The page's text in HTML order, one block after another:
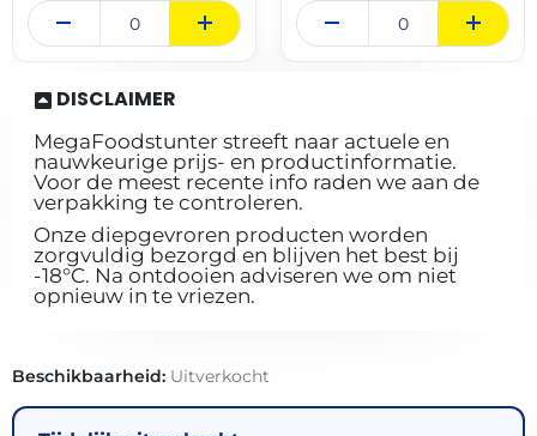
DISCLAIMER
MegaFoodstunter streeft naar actuele en
nauwkeurige prijs- en productinformatie.
Voor de meest recente info raden we aan de
verpakking te controleren.
Onze diepgevroren producten worden
zorgvuldig bezorgd en blijven het best bij
-18°C. Na ontdooien adviseren we om niet
opnieuw in te vriezen.
Beschikbaarheid: Uitverkocht